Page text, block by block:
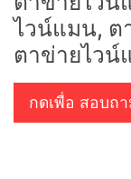
ไวน์แมน, ต
ตาข่ายไวน์
กดเพื่อ สอบถ